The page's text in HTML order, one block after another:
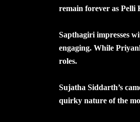
remain forever as Pelli
Sapthagiri impresses
engaging. While
roles.
Sujatha Siddarth’s
quirky nature of the